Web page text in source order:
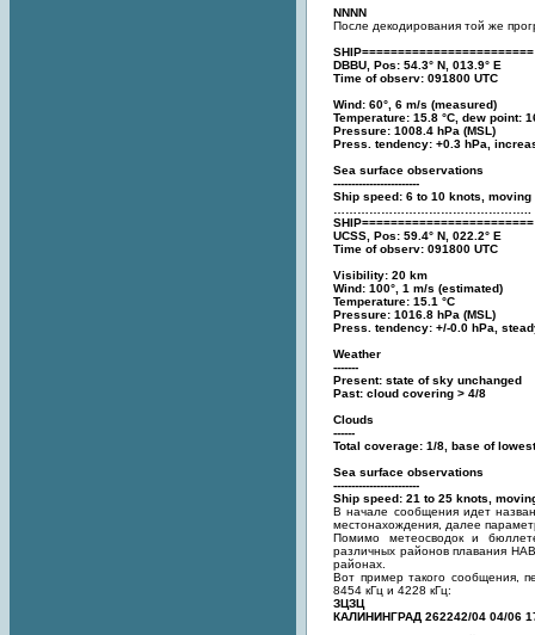
NNNN
После декодирования той же
SHIP========================
DBBU, Pos: 54.3° N, 013.9° E
Time of observ: 091800 UTC
Wind: 60°, 6 m/s (measured)
Temperature: 15.8 °C, dew point:
Pressure: 1008.4 hPa (MSL)
Press. tendency: +0.3 hPa,
Sea surface observations
------------------------
Ship speed: 6 to 10 knots, moving
SHIP========================
UCSS, Pos: 59.4° N, 022.2° E
Time of observ: 091800 UTC
Visibility: 20 km
Wind: 100°, 1 m/s (estimated)
Temperature: 15.1 °C
Pressure: 1016.8 hPa (MSL)
Press. tendency: +/-0.0 hPa,
Weather
-------
Present: state of sky unchanged
Past: cloud covering > 4/8
Clouds
------
Total coverage: 1/8, base of
Sea surface observations
------------------------
Ship speed: 21 to 25 knots,
В начале сообщения идет
местонахождения, далее
Помимо метеосводок и
различных районов плавания
районах.
Вот пример такого сообщения,
8454 кГц и 4228 кГц:
ЗЦЗЦ
КАЛИНИНГРАД 262242/04 04/06